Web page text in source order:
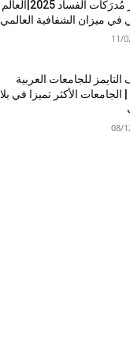
مؤشر مُدرَكات الفساد 2025|العالم
في ميزان الشفافية العالمي
11/
للجامعات العربية
2026 | الجامعات الأكثر تميزا في
08/